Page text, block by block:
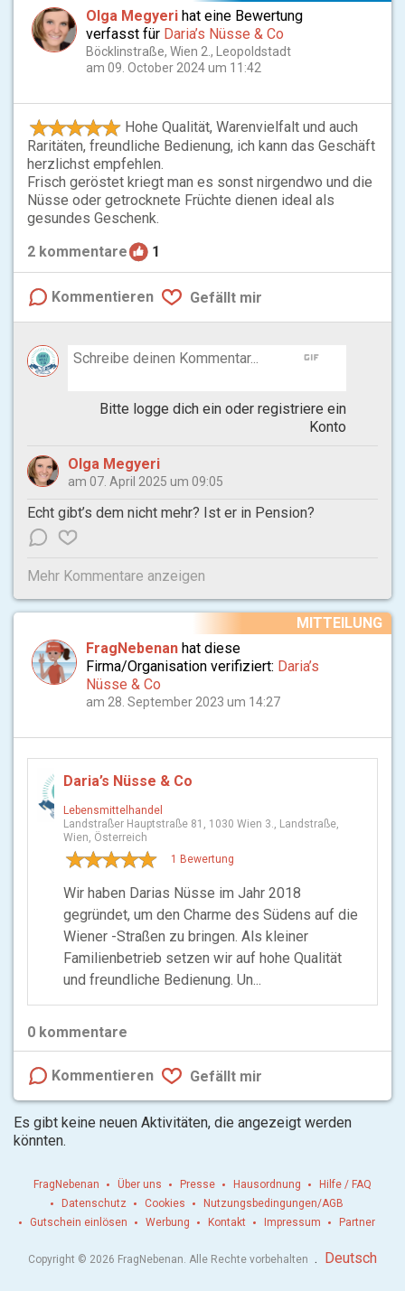
Olga Megyeri hat eine Bewertung
verfasst für Daria’s Nüsse & Co
Böcklinstraße, Wien 2., Leopoldstadt
am 09. October 2024 um 11:42
Hohe Qualität, Warenvielfalt und auch
Raritäten, freundliche Bedienung, ich kann das Geschäft
herzlichst empfehlen.
Frisch geröstet kriegt man es sonst nirgendwo und die
Nüsse oder getrocknete Früchte dienen ideal als
gesundes Geschenk.
2 kommentare 1
Kommentieren Gefällt mir
gif
Bitte logge dich ein oder registriere ein
Konto
Olga Megyeri
am 07. April 2025 um 09:05
Echt gibt’s dem nicht mehr? Ist er in Pension?
Mehr Kommentare anzeigen
MITTEILUNG
FragNebenan hat diese
Firma/Organisation verifiziert: Daria’s
Nüsse & Co
am 28. September 2023 um 14:27
Daria’s Nüsse & Co
Lebensmittelhandel
Landstraßer Hauptstraße 81, 1030 Wien 3., Landstraße,
Wien, Österreich
1 Bewertung
Wir haben Darias Nüsse im Jahr 2018
gegründet, um den Charme des Südens auf die
Wiener -Straßen zu bringen. Als kleiner
Familienbetrieb setzen wir auf hohe Qualität
und freundliche Bedienung. Un...
0 kommentare
Kommentieren Gefällt mir
Es gibt keine neuen Aktivitäten, die angezeigt werden
könnten.
FragNebenan Über uns Presse Hausordnung
Hilfe / FAQ
Datenschutz
Cookies
Nutzungsbedingungen/AGB
Gutschein einlösen
Werbung Kontakt Impressum Partner
Copyright © 2026 FragNebenan. Alle Rechte vorbehalten . Deutsch